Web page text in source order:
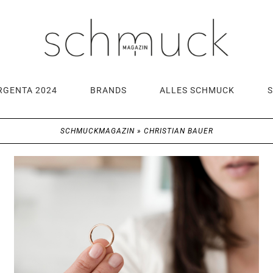
2024 BRANDS ALLES SCHMUCK
SCHMUCKMAGAZIN» CHRISTIAN BAUER